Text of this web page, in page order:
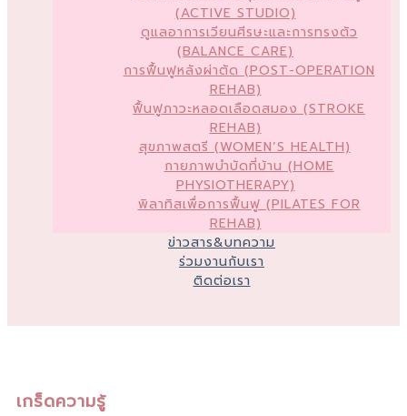
(ACTIVE STUDIO)
ดูแลอาการเวียนศีรษะและการทรงตัว
(BALANCE CARE)
การฟื้นฟูหลังผ่าตัด (POST-OPERATION
REHAB)
ฟื้นฟูภาวะหลอดเลือดสมอง (STROKE
REHAB)
สุขภาพสตรี (WOMEN’S HEALTH)
กายภาพบำบัดที่บ้าน (HOME
PHYSIOTHERAPY)
พิลาทิสเพื่อการฟื้นฟู (PILATES FOR
REHAB)
ข่าวสาร&บทความ
ร่วมงานกับเรา
ติดต่อเรา
เกร็ดความรู้